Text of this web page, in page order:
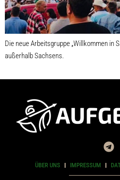
Die neue Arbeitsgruppe „Willkommen in
außerhalb Sachsens.
ÜBER UNS IMPRESSUM